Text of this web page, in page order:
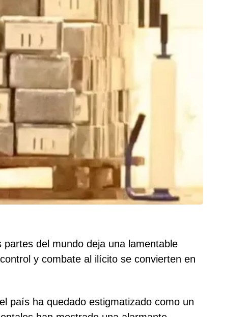
del mundo deja una lamentable
y combate al ilícito se convierten en
país ha quedado estigmatizado como un